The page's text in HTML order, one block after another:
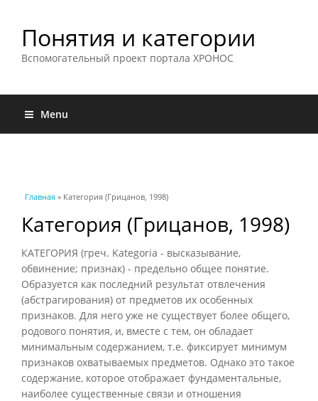
Понятия и категории
Вспомогательный проект портала ХРОНОС
Menu
Вы здесь
Главная » Категория (Грицанов, 1998)
Категория (Грицанов, 1998)
КАТЕГОРИЯ (греч. Kategoria - высказывание,
обвинение; признак) - предельно общее понятие.
Образуется как последний результат отвлечения
(абстрагирования) от предметов их особенных
признаков. Для него уже не существует более общего,
родового понятия, и, вместе с тем, он обладает
минимальным содержанием, т.е. фиксирует минимум
признаков охватываемых предметов. Однако это такое
содержание, которое отображает фундаментальные,
наиболее существенные связи и отношения